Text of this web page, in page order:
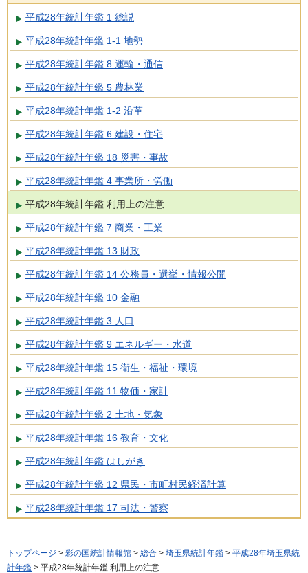
平成28年統計年鑑 1 総説
平成28年統計年鑑 1-1 地勢
平成28年統計年鑑 8 運輸・通信
平成28年統計年鑑 5 農林業
平成28年統計年鑑 1-2 沿革
平成28年統計年鑑 6 建設・住宅
平成28年統計年鑑 18 災害・事故
平成28年統計年鑑 4 事業所・労働
平成28年統計年鑑 利用上の注意
平成28年統計年鑑 7 商業・工業
平成28年統計年鑑 13 財政
平成28年統計年鑑 14 公務員・選挙・情報公開
平成28年統計年鑑 10 金融
平成28年統計年鑑 3 人口
平成28年統計年鑑 9 エネルギー・水道
平成28年統計年鑑 15 衛生・福祉・環境
平成28年統計年鑑 11 物価・家計
平成28年統計年鑑 2 土地・気象
平成28年統計年鑑 16 教育・文化
平成28年統計年鑑 はしがき
平成28年統計年鑑 12 県民・市町村民経済計算
平成28年統計年鑑 17 司法・警察
トップページ > 彩の国統計情報館 > 総合 > 埼玉県統計年鑑 > 平成28年埼玉県統
計年鑑 > 平成28年統計年鑑 利用上の注意